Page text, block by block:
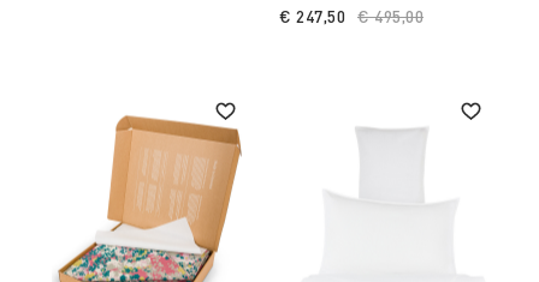
Price reduced from
€ 495,00
€ 247,50